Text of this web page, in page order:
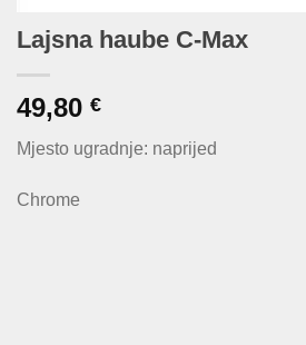
Lajsna haube C-Max
49,80 €
Mjesto ugradnje: naprijed
Chrome